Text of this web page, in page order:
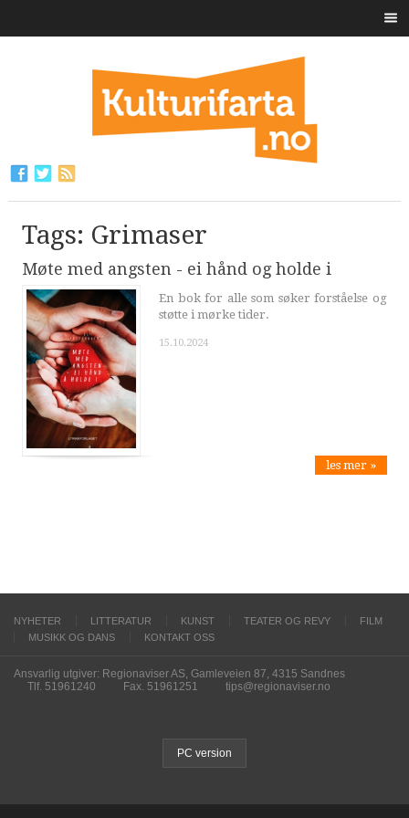
Tags: Grimaser
Møte med angsten - ei hånd og holde i
En bok for alle som søker forståelse og
støtte i mørke tider.
15.10.2024
les mer »
NYHETER LITTERATUR KUNST TEATER OG REVY
FILM
MUSIKK OG DANS
KONTAKT OSS
Ansvarlig utgiver: Regionaviser AS, Gamleveien 87, 4315 Sandnes
Tlf. 51961240
Fax. 51961251 tips@regionaviser.no
PC version